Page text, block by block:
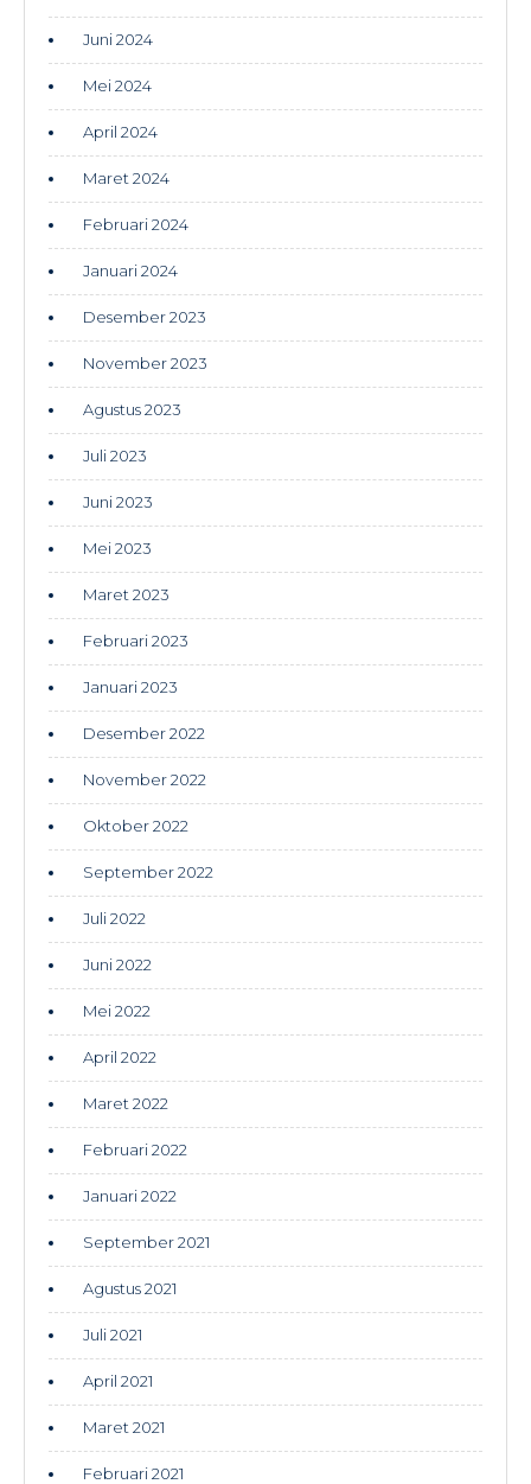
Juni 2024
Mei 2024
April 2024
Maret 2024
Februari 2024
Januari 2024
Desember 2023
November 2023
Agustus 2023
Juli 2023
Juni 2023
Mei 2023
Maret 2023
Februari 2023
Januari 2023
Desember 2022
November 2022
Oktober 2022
September 2022
Juli 2022
Juni 2022
Mei 2022
April 2022
Maret 2022
Februari 2022
Januari 2022
September 2021
Agustus 2021
Juli 2021
April 2021
Maret 2021
Februari 2021